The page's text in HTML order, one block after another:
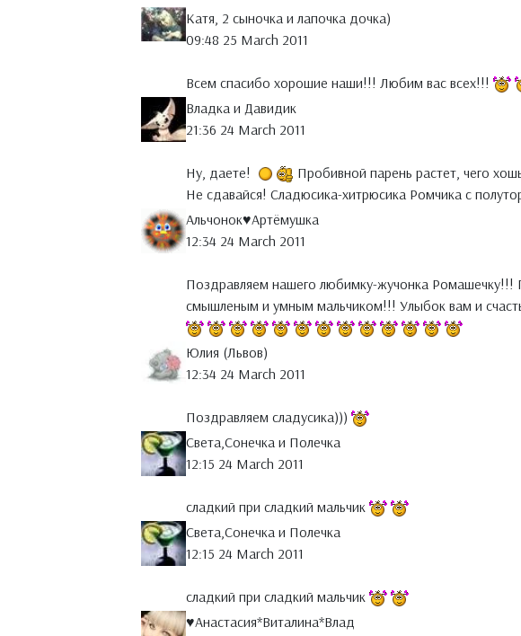
Катя, 2 сыночка и лапочка дочка)
09:48 25 March 2011
Всем спасибо хорошие наши!!! Любим вас всех!!!
Владка и Давидик
21:36 24 March 2011
Ну, даете!
Пробивной парень растет, чего
Не сдавайся! Сладюсика-хитрюсика Ромчика с
Альчонок♥Артёмушка
12:34 24 March 2011
Поздравляем нашего любимку-жучонка
смышленым и умным мальчиком!!! Улыбок вам и
Юлия (Львов)
12:34 24 March 2011
Поздравляем сладусика)))
Света,Сонечка и Полечка
12:15 24 March 2011
сладкий при сладкий мальчик
Света,Сонечка и Полечка
12:15 24 March 2011
сладкий при сладкий мальчик
♥Анастасия*Виталина*Влад